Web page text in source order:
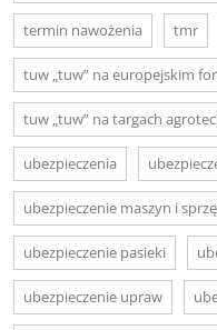
termin nawożenia tmr
tuw „tuw” na europejskim
tuw „tuw” na targach
ubezpieczenia
ubezpieczenie maszyn i
ubezpieczenie pasieki
ubezpieczenie upraw